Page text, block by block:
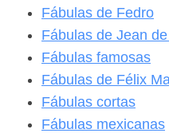
Fábulas de Fedro
Fábulas de Jean
Fábulas famosas
Fábulas de Félix
Fábulas cortas
Fábulas mexicanas